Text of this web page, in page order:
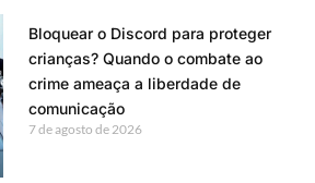
Bloquear o Discord para proteger
crianças? Quando o combate ao
crime ameaça a liberdade de
comunicação
7 de agosto de 2026